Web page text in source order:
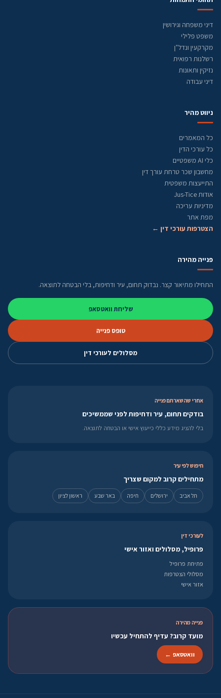
דיני משפחה וגירושין
משפט פלילי
מקרקעין ונדל"ן
רשלנות רפואית
נזיקין ותאונות
דיני עבודה
ניווט מהיר
כל המאמרים
כל עורכי הדין
כלי AI משפטיים
מחשבון שכר טרחת עורך דין
התייעצות משפטית
אודות Jus-Tice
מדיניות עריכה
מפת אתר
הצטרפות עורכי דין ←
פנייה מהירה
התחילו מתיאור קצר. נבדוק תחום, עיר ודחיפות, בלי הבטחה לתוצאה.
שליחת וואטסאפ
טופס פנייה
מסלולים לעורכי דין
אחרי שהשארתם פנייה
בודקים תחום, עיר ודחיפות לפני שממשיכים
בלי להציג מידע כללי כייעוץ אישי או הבטחה לתוצאה.
חיפוש לפי עיר
מתחילים קרוב למקום שצריך
תל אביב ירושלים חיפה באר שבע ראשון לציון
לעורכי דין
פרופיל, מסלולים ואזור אישי
פתיחת פרופיל
מסלולי הצטרפות
אזור אישי
פנייה מהירה
מועד קרוב? עדיף להתחיל עכשיו
וואטסאפ ←